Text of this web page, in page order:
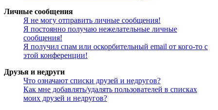
Личные сообщения
Я не могу отправить личные сообщения!
Я постоянно получаю нежелательные личные
сообщения!
Я получил спам или оскорбительный email от кого-то с
этой конференции!
Друзья и недруги
Что означают списки друзей и недругов?
Как мне добавлять/удалять пользователей в списках
моих друзей и недругов?